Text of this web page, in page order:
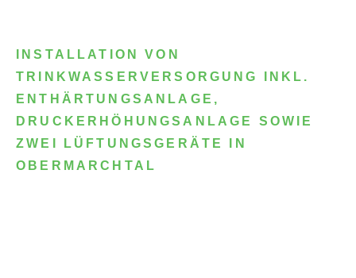
INSTALLATION VON
TRINKWASSERVERSORGUNG INKL.
ENTHÄRTUNGSANLAGE,
DRUCKERHÖHUNGSANLAGE SOWIE
ZWEI LÜFTUNGSGERÄTE IN
OBERMARCHTAL